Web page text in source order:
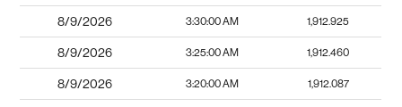
8/9/2026 3:30:00 AM 1,912.925
8/9/2026 3:25:00 AM 1,912.460
8/9/2026 3:20:00 AM 1,912.087